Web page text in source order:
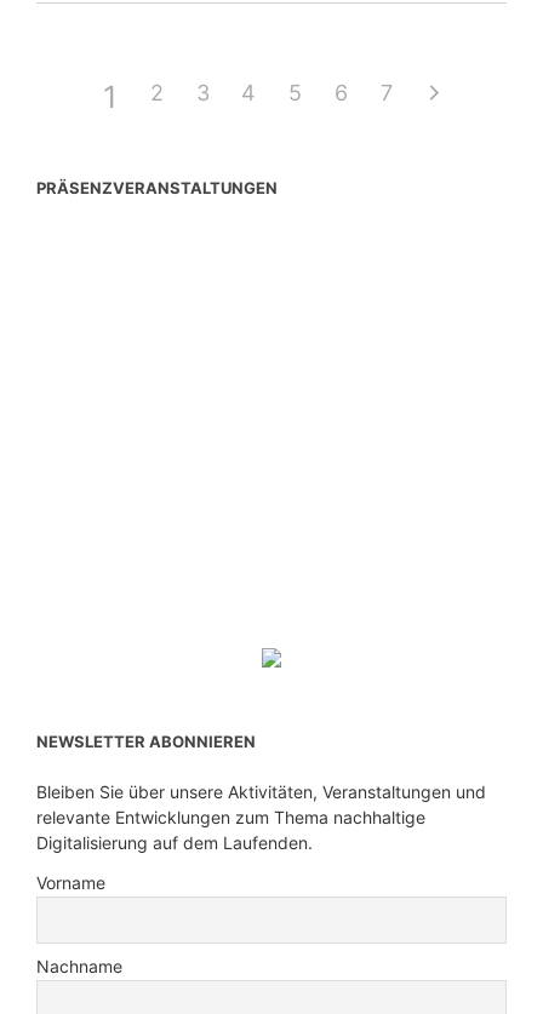
1 2 3 4 5 6 7
PRÄSENZVERANSTALTUNGEN
NEWSLETTER ABONNIEREN
Bleiben Sie über unsere Aktivitäten, Veranstaltungen und
relevante Entwicklungen zum Thema nachhaltige
Digitalisierung auf dem Laufenden.
Vorname
Nachname